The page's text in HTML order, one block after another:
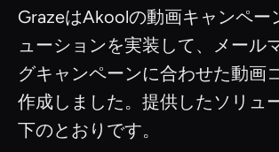
GrazeはAkoolの動画キャンペー
ューションを実装して、メール
グキャンペーンに合わせた動画
作成しました。提供したソリュ
下のとおりです。